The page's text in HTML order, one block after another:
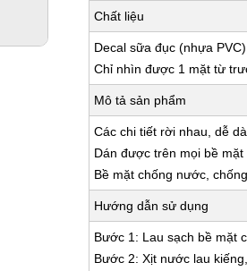
Chất liệu
Decal sữa đục (nhựa
Chỉ nhìn được 1 mặt từ
Mô tả sản phẩm
Các chi tiết rời nhau, dễ
Dán được trên mọi bề mặt
Bề mặt chống nước,
Hướng dẫn sử dụng
Bước 1: Lau sạch bề mặt
Bước 2: Xịt nước lau